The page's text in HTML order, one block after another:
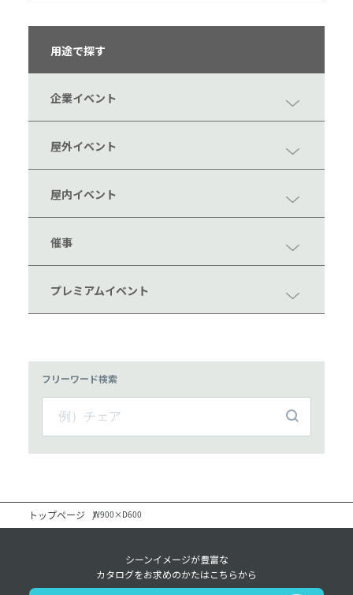
用途で探す
企業イベント
屋外イベント
屋内イベント
催事
プレミアムイベント
フリーワード検索
トップページ W900×D600
シーンイメージが豊富な
カタログをお求めのかたはこちらから